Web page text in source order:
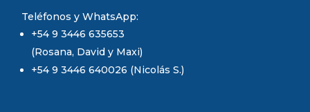
Teléfonos y WhatsApp:
+54 9 3446 635653
(Rosana, David y Maxi)
+54 9 3446 640026 (Nicolás S.)